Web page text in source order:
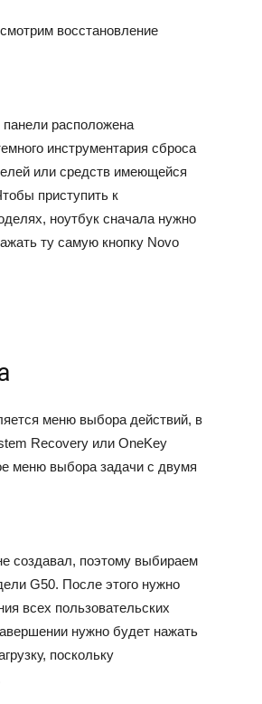
восстановление
панели расположена
инструментария сброса
или средств имеющейся
приступить к
ноутбук сначала нужно
ту самую кнопку Novo
меню выбора действий, в
Recovery или OneKey
меню выбора задачи с двумя
создавал, поэтому выбираем
G50. После этого нужно
всех пользовательских
нужно будет нажать
поскольку